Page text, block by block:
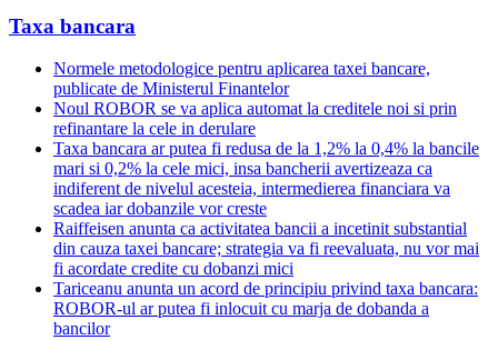
Taxa bancara
Normele metodologice pentru aplicarea taxei bancare,
publicate de Ministerul Finantelor
Noul ROBOR se va aplica automat la creditele noi si prin
refinantare la cele in derulare
Taxa bancara ar putea fi redusa de la 1,2% la 0,4% la bancile
mari si 0,2% la cele mici, insa bancherii avertizeaza ca
indiferent de nivelul acesteia, intermedierea financiara va
scadea iar dobanzile vor creste
Raiffeisen anunta ca activitatea bancii a incetinit substantial
din cauza taxei bancare; strategia va fi reevaluata, nu vor mai
fi acordate credite cu dobanzi mici
Tariceanu anunta un acord de principiu privind taxa bancara:
ROBOR-ul ar putea fi inlocuit cu marja de dobanda a
bancilor